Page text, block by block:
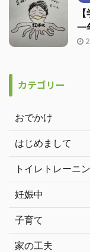
一
カテゴリー
おでかけ
はじめまして
トイレトレーニ
妊娠中
子育て
家の工夫